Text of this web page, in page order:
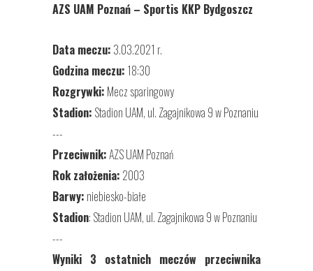
AZS UAM Poznań – Sportis KKP Bydgoszcz
Data meczu: 3.03.2021 r.
Godzina meczu: 18:30
Rozgrywki: Mecz sparingowy
Stadion: Stadion UAM, ul. Zagajnikowa 9 w Poznaniu
---
Przeciwnik:AZS UAM Poznań
Rok założenia: 2003
Barwy: niebiesko-białe
Stadion: Stadion UAM, ul. Zagajnikowa 9 w Poznaniu
---
Wyniki 3 ostatnich meczów przeciwnika